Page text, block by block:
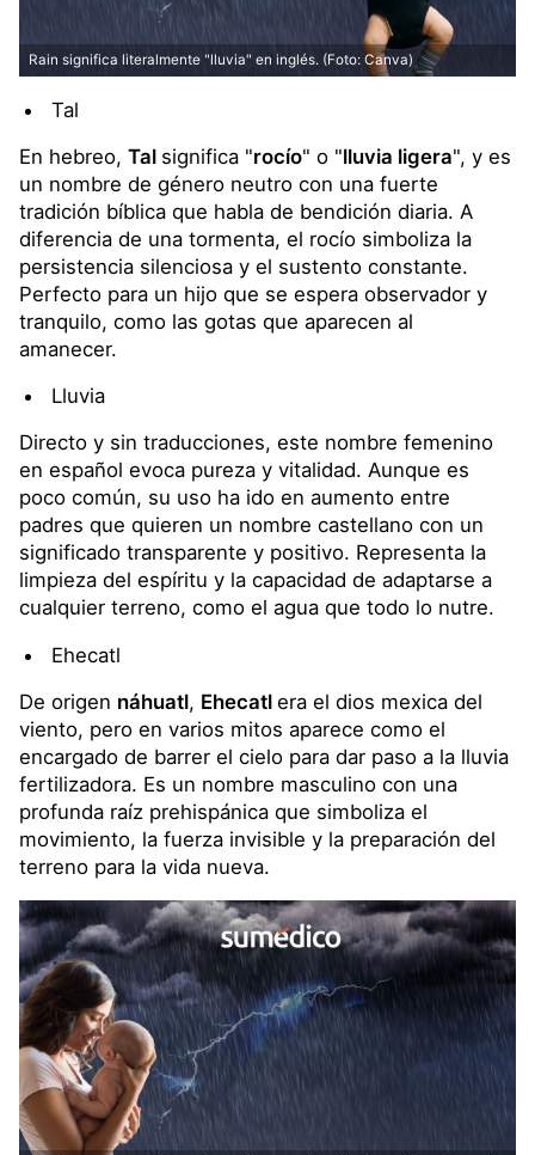
Rain significa literalmente "lluvia" en inglés. (Foto: Canva)
Tal
En hebreo, Tal significa "rocío" o "lluvia ligera", y es
un nombre de género neutro con una fuerte
tradición bíblica que habla de bendición diaria. A
diferencia de una tormenta, el rocío simboliza la
persistencia silenciosa y el sustento constante.
Perfecto para un hijo que se espera observador y
tranquilo, como las gotas que aparecen al
amanecer.
Lluvia
Directo y sin traducciones, este nombre femenino
en español evoca pureza y vitalidad. Aunque es
poco común, su uso ha ido en aumento entre
padres que quieren un nombre castellano con un
significado transparente y positivo. Representa la
limpieza del espíritu y la capacidad de adaptarse a
cualquier terreno, como el agua que todo lo nutre.
Ehecatl
De origen náhuatl, Ehecatl era el dios mexica del
viento, pero en varios mitos aparece como el
encargado de barrer el cielo para dar paso a la lluvia
fertilizadora. Es un nombre masculino con una
profunda raíz prehispánica que simboliza el
movimiento, la fuerza invisible y la preparación del
terreno para la vida nueva.